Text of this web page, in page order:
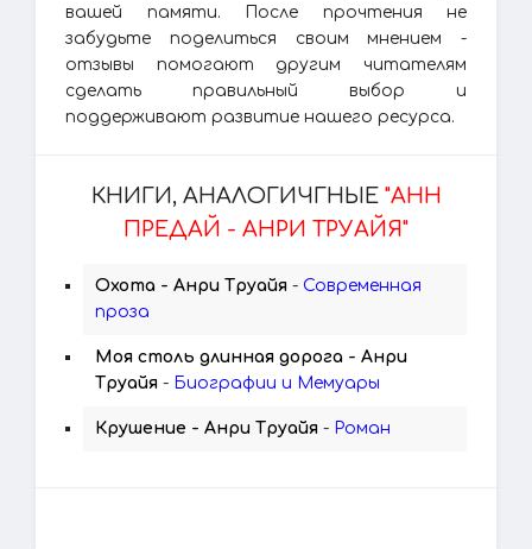
вашей памяти. После прочтения не
забудьте поделиться своим мнением -
отзывы помогают другим читателям
сделать правильный выбор и
поддерживают развитие нашего ресурса.
КНИГИ, АНАЛОГИЧГНЫЕ "АНН
ПРЕДАЙ - АНРИ ТРУАЙЯ"
Охота - Анри Труайя - Современная
проза
Моя столь длинная дорога - Анри
Труайя - Биографии и Мемуары
Крушение - Анри Труайя - Роман